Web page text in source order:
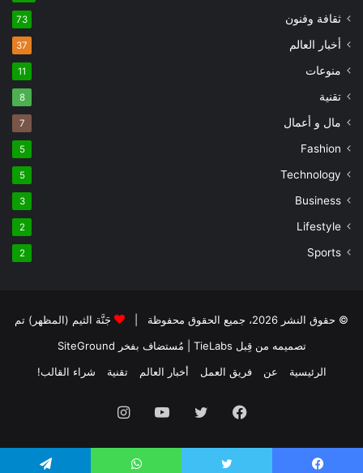
ثقافة وفنون 73
أخبار العالم 37
منوعات 11
تقنية 8
مال و أعمال 7
Fashion
5
Technology
5
Business
3
Lifestyle
2
Sports
2
© حقوق النشر 2026، جميع الحقوق محفوظة |
جَنَّة الثيم (المظهر) تم
تصميمه من قِبل TieLabs
| مُستضاف بفخر SiteGround
الرئيسية
عن فريق العمل أخبار العالم تقنية شراء القالب!
فيسبوك تويتر يوتيوب